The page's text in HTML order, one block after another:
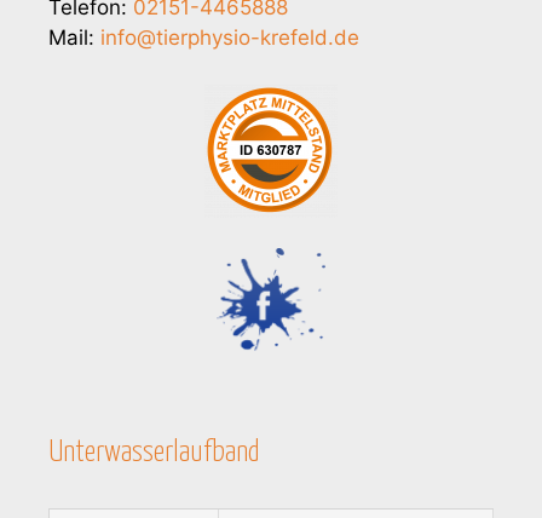
Telefon: 02151-4465888
Mail: info@tierphysio-krefeld.de
Unterwasserlaufband